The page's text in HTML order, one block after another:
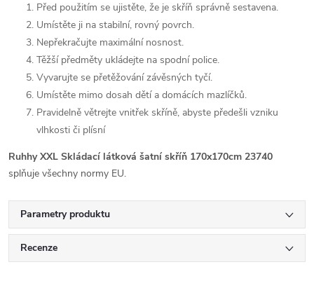
Před použitím se ujistěte, že je skříň správně sestavena.
Umístěte ji na stabilní, rovný povrch.
Nepřekračujte maximální nosnost.
Těžší předměty ukládejte na spodní police.
Vyvarujte se přetěžování závěsných tyčí.
Umístěte mimo dosah dětí a domácích mazlíčků.
Pravidelně větrejte vnitřek skříně, abyste předešli vzniku
vlhkosti či plísní
Ruhhy XXL Skládací látková šatní skříň 170x170cm 23740
splňuje všechny normy EU.
Parametry produktu
Recenze